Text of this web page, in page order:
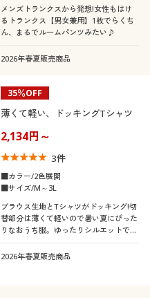
メンズトランクスから発想!女性もはけ
るトランクス【男女兼用】1枚でらくち
ん、まるでルームパンツみたい♪
2026年春夏販売商品
35％OFF
薄くて軽い、ドッキングTシャツ
2,134円～
3件
■カラー/2色展開
■サイズ/M～3L
ブラウス生地とTシャツがドッキング!切
替部分は薄くて軽いので暑い夏にぴった
りなおうち服。ゆったりシルエットでか
わいく体型カバー。
2026年春夏販売商品